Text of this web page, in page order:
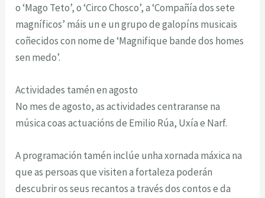
o ‘Mago Teto’, o ‘Circo Chosco’, a ‘Compañía dos sete
magníficos’ máis un e un grupo de galopíns musicais
coñecidos con nome de ‘Magnifique bande dos homes
sen medo’.
Actividades tamén en agosto
No mes de agosto, as actividades centraranse na
música coas actuacións de Emilio Rúa, Uxía e Narf.
A programación tamén inclúe unha xornada máxica na
que as persoas que visiten a fortaleza poderán
descubrir os seus recantos a través dos contos e da